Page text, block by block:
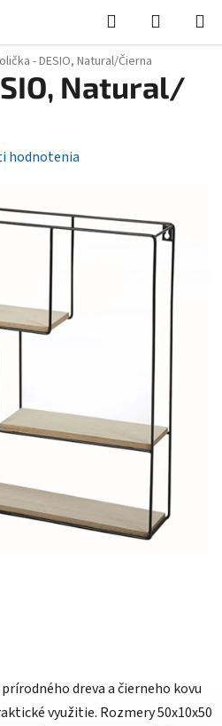
Hľadať
KOŠÍK
- DESIO, Natural/Čierna
dreva a čierneho kovu
využitie. Rozmery 50x10x50
Natural/
hodnotenia